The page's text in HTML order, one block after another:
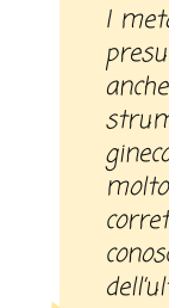
I metodi per stabilire la data